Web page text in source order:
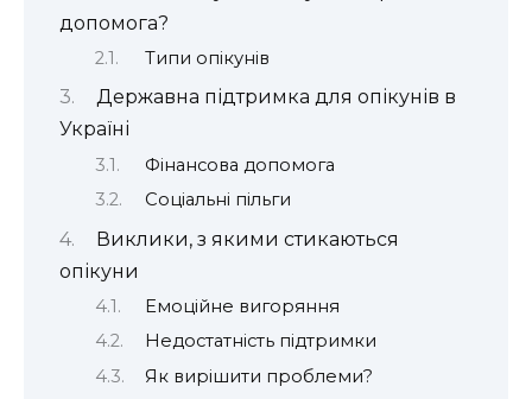
допомога?
Типи опікунів
Державна підтримка для опікунів в
Україні
Фінансова допомога
Соціальні пільги
Виклики, з якими стикаються
опікуни
Емоційне вигоряння
Недостатність підтримки
Як вирішити проблеми?